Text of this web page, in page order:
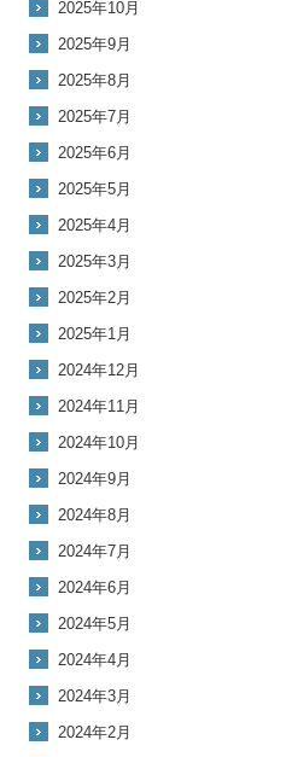
2025年10月
2025年9月
2025年8月
2025年7月
2025年6月
2025年5月
2025年4月
2025年3月
2025年2月
2025年1月
2024年12月
2024年11月
2024年10月
2024年9月
2024年8月
2024年7月
2024年6月
2024年5月
2024年4月
2024年3月
2024年2月